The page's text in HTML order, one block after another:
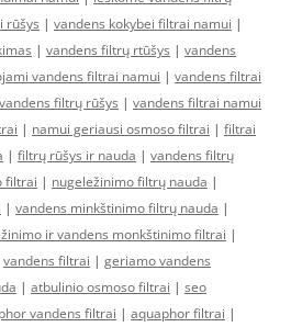
rūšys | vandens kokybei filtrai namui |
| vandens filtrų rtūšys | vandens
vandens filtrai namui | vandens filtrai
vandens filtrų rūšys | vandens filtrai namui
| namui geriausi osmoso filtrai | filtrai
| filtrų rūšys ir nauda | vandens filtrų
filtrai | nugeležinimo filtrų nauda |
| vandens minkštinimo filtrų nauda |
ir vandens monkštinimo filtrai |
vandens filtrai | geriamo vandens
| atbulinio osmoso filtrai | seo
vandens filtrai | aquaphor filtrai |